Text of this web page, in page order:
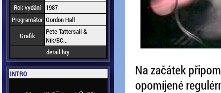
Rok vydání
1987
Programátor Gordon Hall
Grafik
Pete Tattersall &
Nik/BC...
detail hry
INTRO
Na začátek
opomíjené